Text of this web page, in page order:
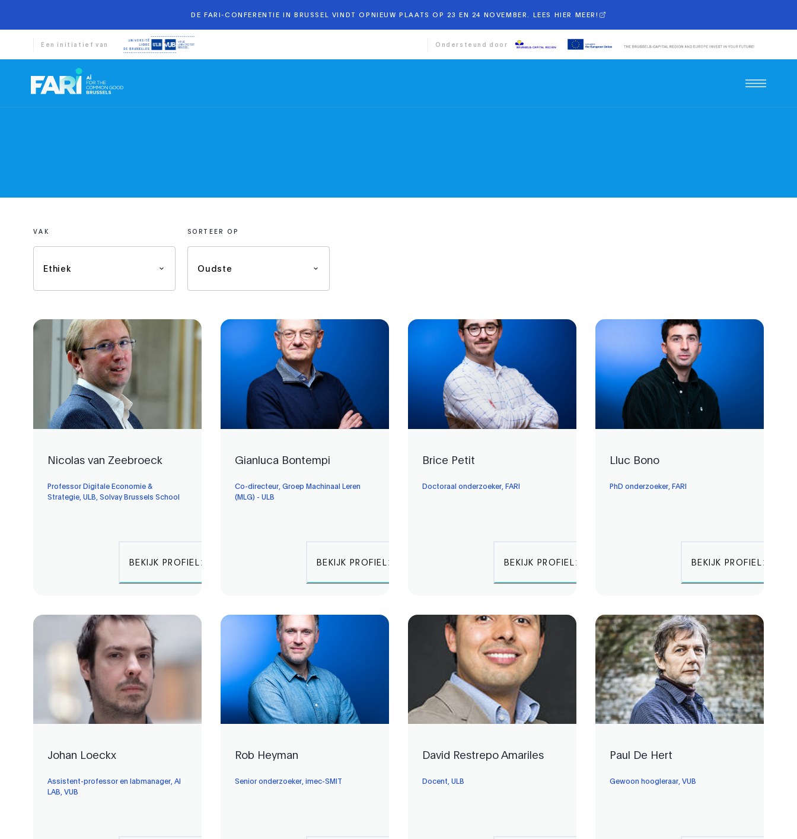
DE FARI-CONFERENTIE IN BRUSSEL VINDT OPNIEUW PLAATS OP 23 EN 24 NOVEMBER. LEES HIER MEER!
Een initiatief van Ondersteund door
VAK
Ethiek
SORTEER OP
Oudste
Nicolas van Zeebroeck
Professor Digitale Economie &
Strategie, ULB, Solvay Brussels School
BEKIJK PROFIEL
Gianluca Bontempi
Co-directeur, Groep Machinaal Leren
(MLG) - ULB
BEKIJK PROFIEL
Brice Petit
Doctoraal onderzoeker, FARI
BEKIJK PROFIEL
Lluc Bono
PhD onderzoeker, FARI
BEKIJK PROFIEL
Johan Loeckx
Assistent-professor en labmanager, AI
LAB, VUB
Rob Heyman
Senior onderzoeker, imec-SMIT
David Restrepo Amariles
Docent, ULB
Paul De Hert
Gewoon hoogleraar, VUB